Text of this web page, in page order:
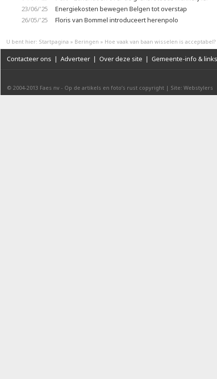
23/06/'25
Energiekosten bewegen Belgen tot overstap
26/05/'25
Floris van Bommel introduceert herenpolo
U bent hier: Startpagina » Beringen » Hoe vaak van baan wisselen is acceptabel?
Contacteer ons | Adverteer | Over deze site | Gemeente-info & links
© 2004-2013 Faes nv - Op de artikels en foto’s rust copyright | Site: Webstylers